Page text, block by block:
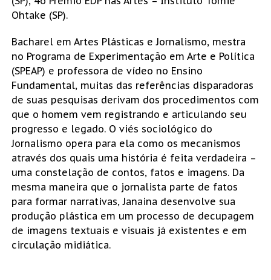
Ohtake (SP).
Bacharel em Artes Plásticas e Jornalismo, mestra
no Programa de Experimentação em Arte e Política
(SPEAP) e professora de vídeo no Ensino
Fundamental, muitas das referências disparadoras
de suas pesquisas derivam dos procedimentos com
que o homem vem registrando e articulando seu
progresso e legado. O viés sociológico do
Jornalismo opera para ela como os mecanismos
através dos quais uma história é feita verdadeira –
uma constelação de contos, fatos e imagens. Da
mesma maneira que o jornalista parte de fatos
para formar narrativas, Janaina desenvolve sua
produção plástica em um processo de decupagem
de imagens textuais e visuais já existentes e em
circulação midiática.